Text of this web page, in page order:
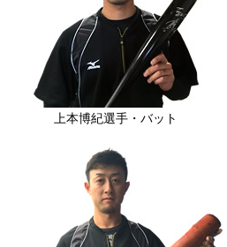
上本博紀選手・バット